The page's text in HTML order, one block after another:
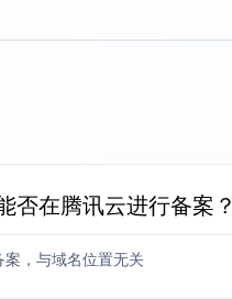
否在腾讯云进行备案？
，与域名位置无关